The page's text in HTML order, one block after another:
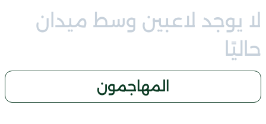
لا يوجد لاعبين وسط ميدان
حاليًا
المهاجمون